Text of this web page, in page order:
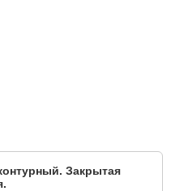
Закрытая